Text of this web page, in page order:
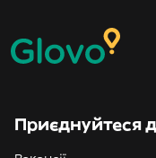
Приєднуйтеся